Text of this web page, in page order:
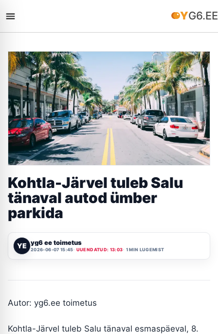
YG6.EE
Kohtla-Järvel tuleb Salu
tänaval autod ümber
parkida
YE yg6 ee toimetus
2026-06-07 15:45 UUENDATUD: 13:03 1 MIN LUGEMIST
Autor: yg6.ee toimetus
Kohtla-Järvel tuleb Salu tänaval esmaspäeval, 8.